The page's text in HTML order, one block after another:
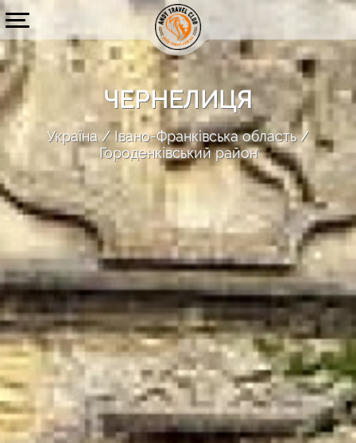
ЧЕРНЕЛИЦЯ
Україна
Івано-Франківська область
Городенківський район